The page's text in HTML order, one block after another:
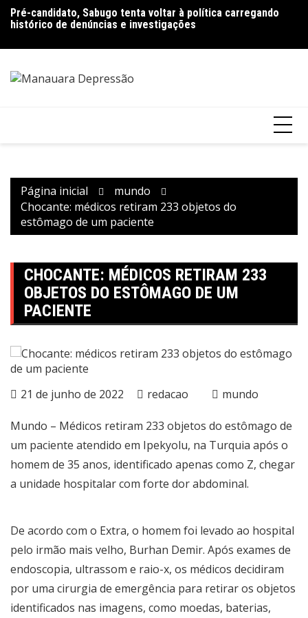
para
conteúdo
Pré-candidato, Sabugo tenta voltar à política carregando
histórico de denúncias e investigações
Bolsonaro pede ao STF para receber os filhos no Dia dos
Pais
Página inicial
mundo
Chocante: médicos retiram 233 objetos do
estômago de um paciente
CHOCANTE: MÉDICOS RETIRAM 233
OBJETOS DO ESTÔMAGO DE UM
PACIENTE
21 de junho de 2022 redacao mundo
Mundo – Médicos retiram 233 objetos do estômago de
um paciente atendido em Ipekyolu, na Turquia após o
homem de 35 anos, identificado apenas como Z, chegar
a unidade hospitalar com forte dor abdominal.
De acordo com o Extra, o homem foi levado ao hospital
pelo irmão mais velho, Burhan Demir. Após exames de
endoscopia, ultrassom e raio-x, os médicos decidiram
por uma cirurgia de emergência para retirar os objetos
identificados nas imagens, como moedas, baterias,